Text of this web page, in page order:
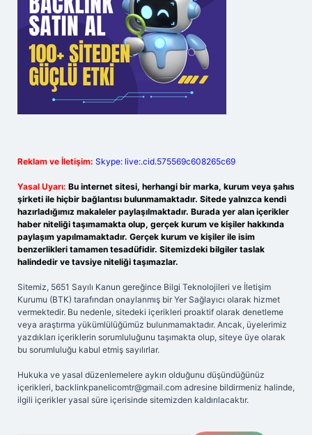
Reklam ve İletişim: Skype: live:.cid.575569c608265c69
Yasal Uyarı: Bu internet sitesi, herhangi bir marka, kurum veya şahıs
şirketi ile hiçbir bağlantısı bulunmamaktadır. Sitede yalnızca kendi
hazırladığımız makaleler paylaşılmaktadır. Burada yer alan içerikler
haber niteliği taşımamakta olup, gerçek kurum ve kişiler hakkında
paylaşım yapılmamaktadır. Gerçek kurum ve kişiler ile isim
benzerlikleri tamamen tesadüfidir. Sitemizdeki bilgiler taslak
halindedir ve tavsiye niteliği taşımazlar.
Sitemiz, 5651 Sayılı Kanun gereğince Bilgi Teknolojileri ve İletişim
Kurumu (BTK) tarafından onaylanmış bir Yer Sağlayıcı olarak hizmet
vermektedir. Bu nedenle, sitedeki içerikleri proaktif olarak denetleme
veya araştırma yükümlülüğümüz bulunmamaktadır. Ancak, üyelerimiz
yazdıkları içeriklerin sorumluluğunu taşımakta olup, siteye üye olarak
bu sorumluluğu kabul etmiş sayılırlar.
Hukuka ve yasal düzenlemelere aykırı olduğunu düşündüğünüz
içerikleri, backlinkpanelicomtr@gmail.com adresine bildirmeniz halinde,
ilgili içerikler yasal süre içerisinde sitemizden kaldırılacaktır.